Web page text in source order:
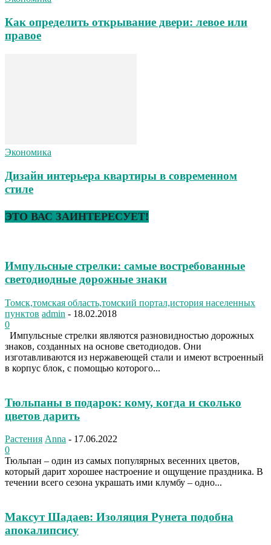
Как определить открывание двери: левое или
правое
Экономика
Дизайн интерьера квартиры в современном
стиле
ЭТО ВАС ЗАИНТЕРЕСУЕТ!
Импульсные стрелки: самые востребованные
светодиодные дорожные знаки
Томск,томская область,томский портал,история населенных
пунктов admin - 18.02.2018
0
Импульсные стрелки являются разновидностью дорожных
знаков, созданных на основе светодиодов. Они
изготавливаются из нержавеющей стали и имеют встроенный
в корпус блок, с помощью которого...
Тюльпаны в подарок: кому, когда и сколько
цветов дарить
Растения Anna - 17.06.2022
0
Тюльпан – один из самых популярных весенних цветов,
который дарит хорошее настроение и ощущение праздника. В
течении всего сезона украшать ими клумбу – одно...
Максут Шадаев: Изоляция Рунета подобна
апокалипсису